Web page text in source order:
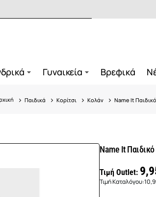
Γυναικεία Βρεφικά
home
Παιδικά Κορίτσι Κολάν Name It
Name It
Τιμή Outlet:
Τιμή Καταλόγου: